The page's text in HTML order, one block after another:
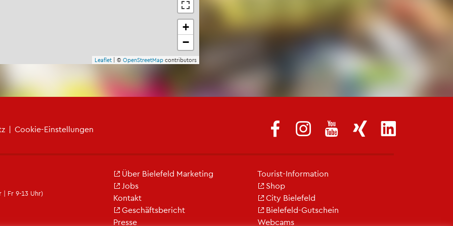
+
−
Leaf­let| © Open­Street­Mapcon­tri­bu­tors
| Coo­kie-Ein­stel­lun­gen
| Fr 9-13 Uhr)
Über Bie­le­feld Mar­ke­ting
Jobs
Kon­takt
Ge­schäfts­be­richt
Pres­se
Tou­rist-In­for­ma­ti­on
Shop
City Bie­le­feld
Bie­le­feld-Gut­schein
Web­cams